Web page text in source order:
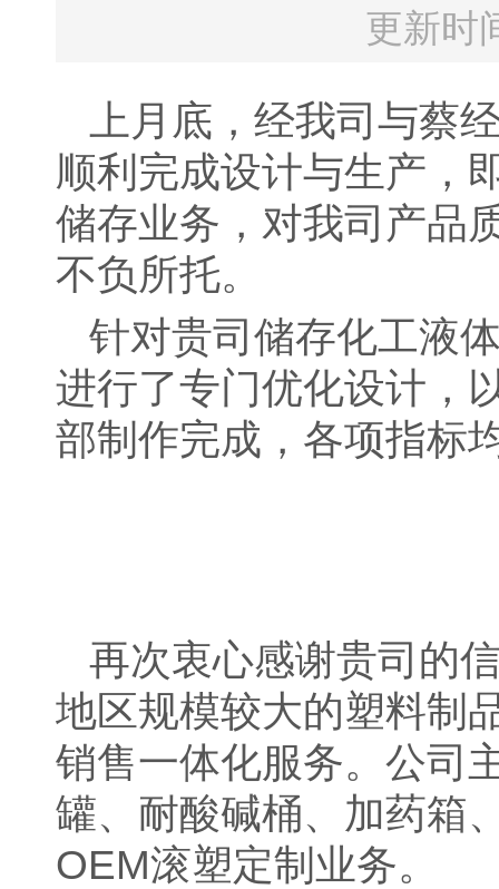
更新时
上月底，经我司与蔡
顺利完成设计与生产，
储存业务，对我司产品
不负所托。
针对贵司储存化工液
进行了专门优化设计，
部制作完成，各项指标
再次衷心感谢贵司的
地区规模较大的塑料制
销售一体化服务。公司
罐、耐酸碱桶、加药箱
OEM滚塑定制业务。